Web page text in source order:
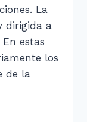
La
dirigida a
En estas
los
de la